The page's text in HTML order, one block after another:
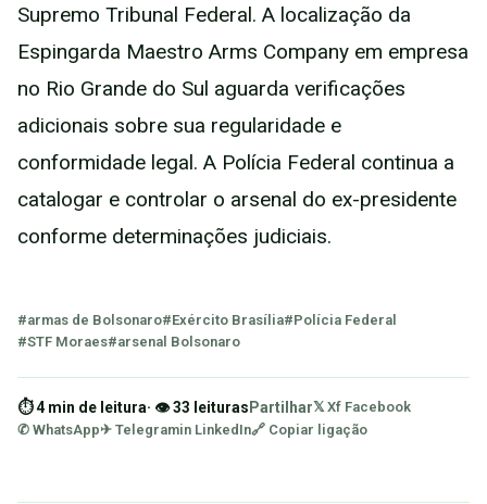
Supremo Tribunal Federal. A localização da
Espingarda Maestro Arms Company em empresa
no Rio Grande do Sul aguarda verificações
adicionais sobre sua regularidade e
conformidade legal. A Polícia Federal continua a
catalogar e controlar o arsenal do ex-presidente
conforme determinações judiciais.
#armas de Bolsonaro#Exército Brasília#Polícia Federal
#STF Moraes#arsenal Bolsonaro
⏱ 4 min de leitura· 👁 33 leituras Partilhar𝕏 Xf Facebook
✆ WhatsApp✈ Telegramin LinkedIn🔗 Copiar ligação